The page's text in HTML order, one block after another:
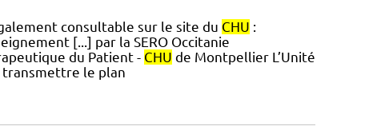
consultable sur le site du CHU :
[...] par la SERO Occitanie
du Patient - CHU de Montpellier L’Unité
transmettre le plan